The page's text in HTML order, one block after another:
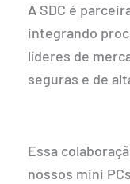
A SDC é
integrando
líderes de
seguras e de
Essa
nossos mini